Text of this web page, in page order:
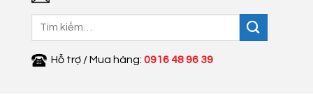
Hỗ trợ / Mua hàng: 0916 48 96 39